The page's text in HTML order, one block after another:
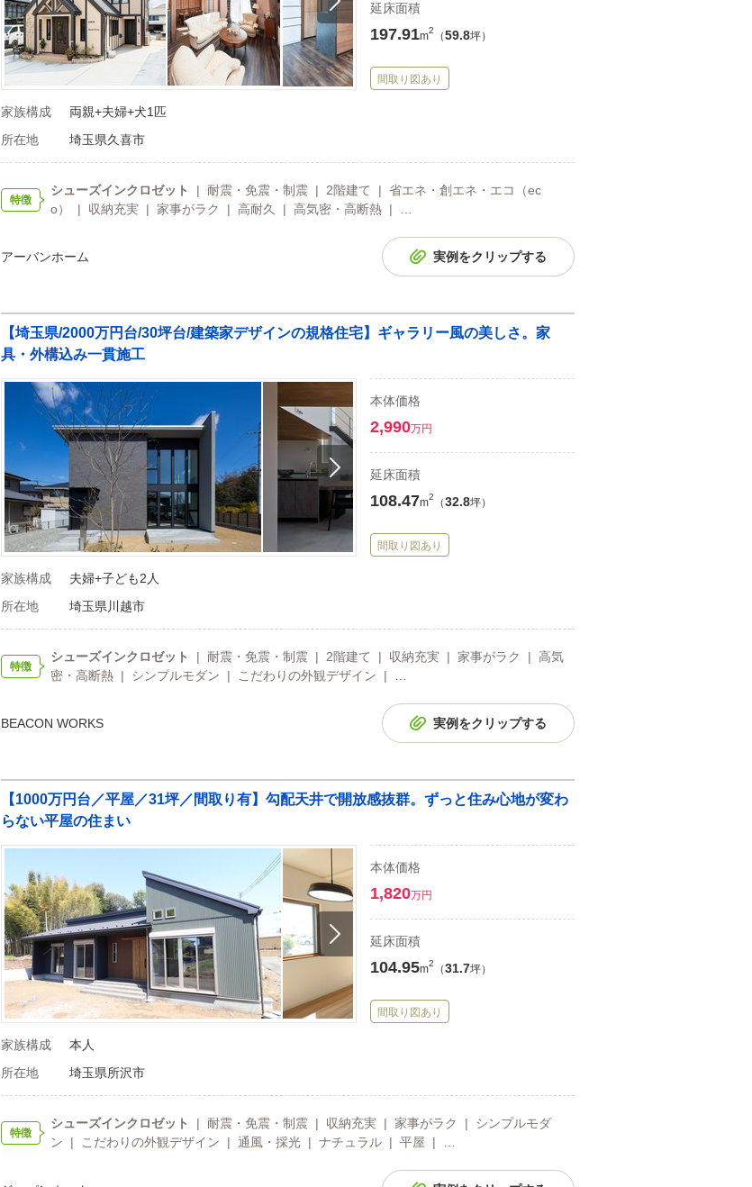
延床面積
197.91m2 （59.8坪）
間取り図あり
家族構成
両親+夫婦+犬1匹
所在地
埼玉県久喜市
特徴
シューズインクロゼット
| 耐震・免震・制震 | 2階建て | 省エネ・創エネ・エコ（ec
o） | 収納充実 | 家事がラク | 高耐久 | 高気密・高断熱 | …
アーバンホーム 実例をクリップする
【埼玉県/2000万円台/30坪台/建築家デザインの規格住宅】ギャラリー風の美しさ。家
具・外構込み一貫施工
本体価格
2,990万円
延床面積
108.47m2 （32.8坪）
間取り図あり
家族構成
夫婦+子ども2人
所在地
埼玉県川越市
特徴
シューズインクロゼット
| 耐震・免震・制震 | 2階建て | 収納充実 | 家事がラク | 高気
密・高断熱 | シンプルモダン | こだわりの外観デザイン | …
BEACON WORKS 実例をクリップする
【1000万円台／平屋／31坪／間取り有】勾配天井で開放感抜群。ずっと住み心地が変わ
らない平屋の住まい
本体価格
1,820万円
延床面積
104.95m2 （31.7坪）
間取り図あり
家族構成
本人
所在地
埼玉県所沢市
特徴
シューズインクロゼット
| 耐震・免震・制震 | 収納充実 | 家事がラク | シンプルモダ
ン | こだわりの外観デザイン | 通風・採光 | ナチュラル | 平屋 | …